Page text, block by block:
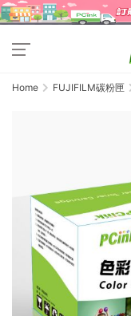
Home FUJIFILM碳粉匣